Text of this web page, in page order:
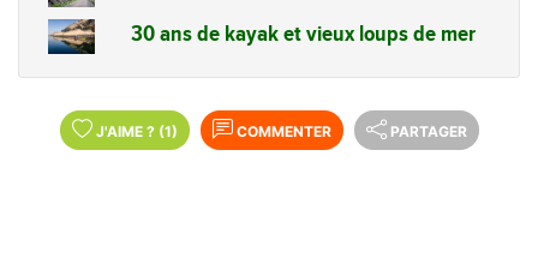
30 ans de kayak et vieux loups de mer
J'AIME ? (1) COMMENTER PARTAGER